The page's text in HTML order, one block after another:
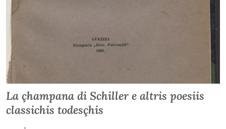
La çhampana di Schiller e altris poesiis
classichis todesçhis